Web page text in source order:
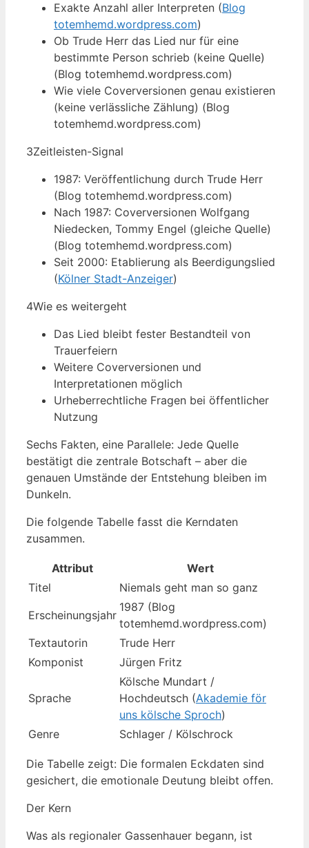
Exakte Anzahl aller Interpreten (Blog
totemhemd.wordpress.com)
Ob Trude Herr das Lied nur für eine
bestimmte Person schrieb (keine Quelle)
(Blog totemhemd.wordpress.com)
Wie viele Coverversionen genau existieren
(keine verlässliche Zählung) (Blog
totemhemd.wordpress.com)
3Zeitleisten-Signal
1987: Veröffentlichung durch Trude Herr
(Blog totemhemd.wordpress.com)
Nach 1987: Coverversionen Wolfgang
Niedecken, Tommy Engel (gleiche Quelle)
(Blog totemhemd.wordpress.com)
Seit 2000: Etablierung als Beerdigungslied
(Kölner Stadt-Anzeiger)
4Wie es weitergeht
Das Lied bleibt fester Bestandteil von
Trauerfeiern
Weitere Coverversionen und
Interpretationen möglich
Urheberrechtliche Fragen bei öffentlicher
Nutzung
Sechs Fakten, eine Parallele: Jede Quelle
bestätigt die zentrale Botschaft – aber die
genauen Umstände der Entstehung bleiben im
Dunkeln.
Die folgende Tabelle fasst die Kerndaten
zusammen.
Attribut
Wert
Titel
Niemals geht man so ganz
Erscheinungsjahr
1987 (Blog
totemhemd.wordpress.com)
Textautorin
Trude Herr
Komponist
Jürgen Fritz
Sprache
Kölsche Mundart /
Hochdeutsch (Akademie för
uns kölsche Sproch)
Genre
Schlager / Kölschrock
Die Tabelle zeigt: Die formalen Eckdaten sind
gesichert, die emotionale Deutung bleibt offen.
Der Kern
Was als regionaler Gassenhauer begann, ist